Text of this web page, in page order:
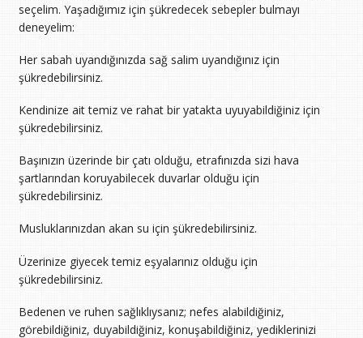
seçelim. Yaşadığımız için şükredecek sebepler bulmayı
deneyelim:
Her sabah uyandığınızda sağ salim uyandığınız için
şükredebilirsiniz.
Kendinize ait temiz ve rahat bir yatakta uyuyabildiğiniz için
şükredebilirsiniz.
Başınızın üzerinde bir çatı olduğu, etrafınızda sizi hava
şartlarından koruyabilecek duvarlar olduğu için
şükredebilirsiniz.
Musluklarınızdan akan su için şükredebilirsiniz.
Üzerinize giyecek temiz eşyalarınız olduğu için
şükredebilirsiniz.
Bedenen ve ruhen sağlıklıysanız; nefes alabildiğiniz,
görebildiğiniz, duyabildiğiniz, konuşabildiğiniz, yediklerinizi